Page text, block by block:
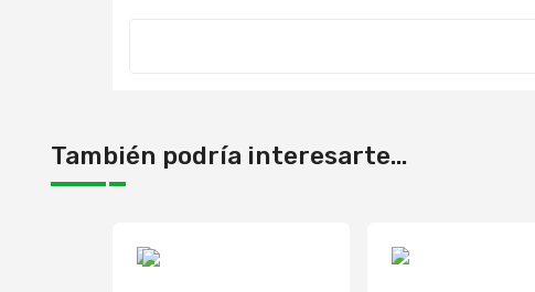
También podría interesarte...